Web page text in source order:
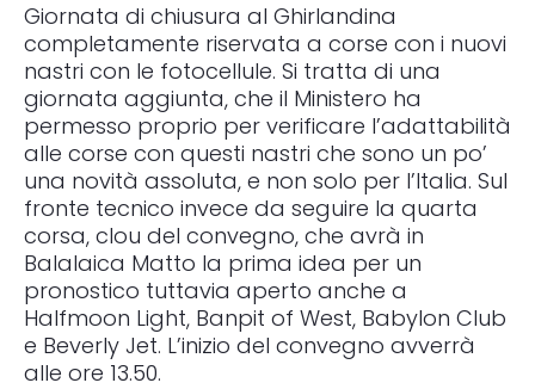
Giornata di chiusura al Ghirlandina
completamente riservata a corse con i nuovi
nastri con le fotocellule. Si tratta di una
giornata aggiunta, che il Ministero ha
permesso proprio per verificare l’adattabilità
alle corse con questi nastri che sono un po’
una novità assoluta, e non solo per l’Italia. Sul
fronte tecnico invece da seguire la quarta
corsa, clou del convegno, che avrà in
Balalaica Matto la prima idea per un
pronostico tuttavia aperto anche a
Halfmoon Light, Banpit of West, Babylon Club
e Beverly Jet. L’inizio del convegno avverrà
alle ore 13.50.